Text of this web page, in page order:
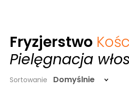
Fryzjerstwo
Pielęgnacja
Sortowanie Domyślnie